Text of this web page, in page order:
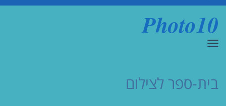
Facebook
Twitter
Google+
YouTube
Photo10
תפריט
בית-ספר לצילום